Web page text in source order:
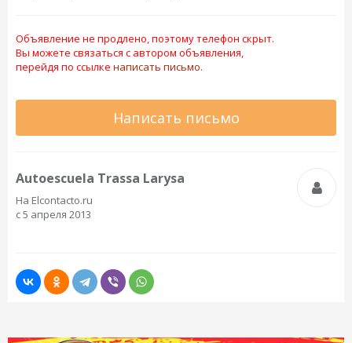
Объявление не продлено, поэтому телефон скрыт.
Вы можете связаться с автором объявления,
перейдя по ссылке написать письмо.
Написать письмо
Autoescuela Trassa Larysa
На Elcontacto.ru
с 5 апреля 2013